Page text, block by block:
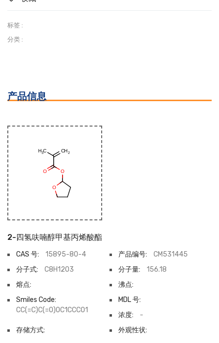
标签 :
分类 :
产品信息
2-四氢呋喃醇甲基丙烯酸酯
CAS 号: 15895-80-4 产品编号:
CM531445
分子式:
C8H12O3 分子量:
156.18
熔点:
沸点:
Smiles Code:
CC(=C)C(=O)OC1CCCO1
MDL 号:
浓度:
-
存储方式:
外观性状: